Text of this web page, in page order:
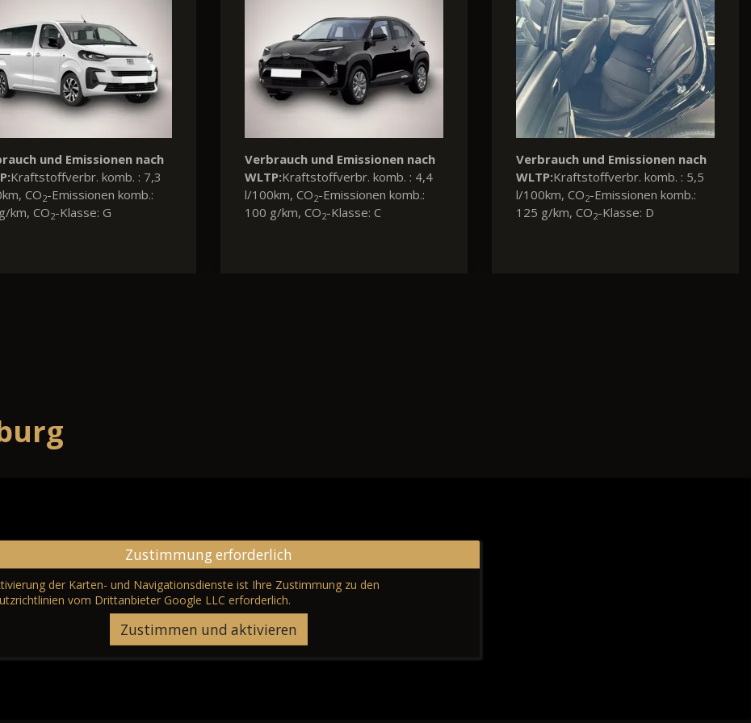
und Emissionen nach
Kraftstoffverbr. komb. : 6,0
CO2-Emissionen komb.:
km, CO2-Klasse: E
Verbrauch und Emissionen nach
WLTP:Kraftstoffverbr. komb. : 5,1
l/100km, CO2-Emissionen komb.:
135 g/km, CO2-Klasse: D
Zustimmung erforderlich
der Karten- und Navigationsdienste ist Ihre Zustimmung zu den
vom Drittanbieter Google LLC erforderlich.
Zustimmen und aktivieren